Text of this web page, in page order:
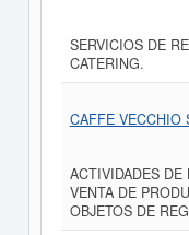
SERVICIOS DE
CATERING.
CAFFE VECCHIO
ACTIVIDADES
VENTA DE
OBJETOS DE